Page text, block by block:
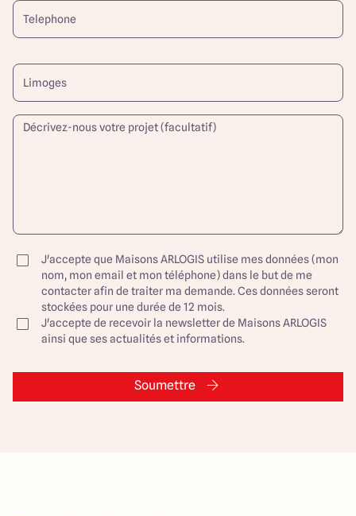
J'accepte que Maisons ARLOGIS utilise mes données (mon
nom, mon email et mon téléphone) dans le but de me
contacter afin de traiter ma demande. Ces données seront
stockées pour une durée de 12 mois.
J'accepte de recevoir la newsletter de Maisons ARLOGIS
ainsi que ses actualités et informations.
Soumettre